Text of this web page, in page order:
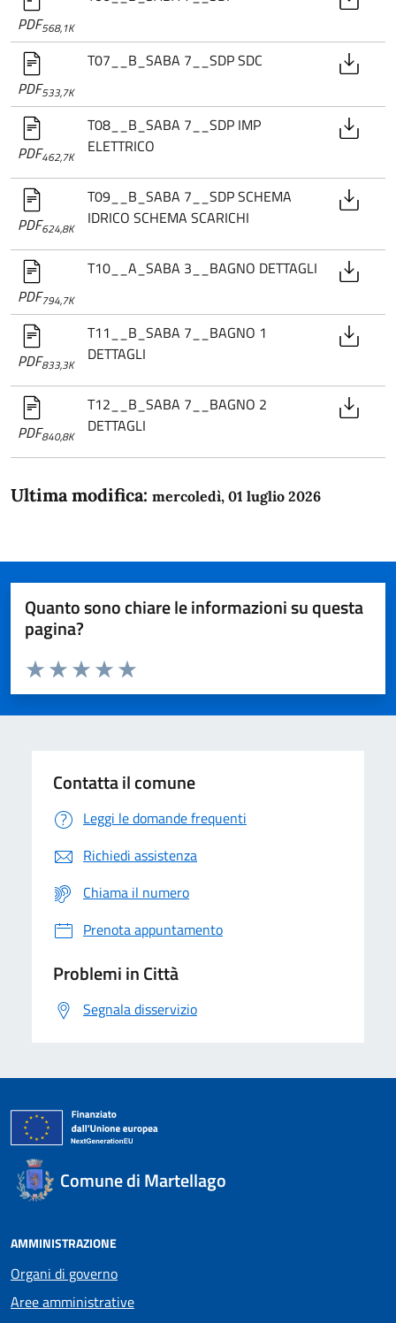
PDF568,1K
PDF533,7K
T07__B_SABA 7__SDP SDC
PDF462,7K
T08__B_SABA 7__SDP IMP
ELETTRICO
PDF624,8K
T09__B_SABA 7__SDP SCHEMA
IDRICO SCHEMA SCARICHI
PDF794,7K
T10__A_SABA 3__BAGNO DETTAGLI
PDF833,3K
T11__B_SABA 7__BAGNO 1
DETTAGLI
PDF840,8K
T12__B_SABA 7__BAGNO 2
DETTAGLI
Ultima modifica: mercoledì, 01 luglio 2026
Quanto sono chiare le informazioni su questa
pagina?
Domanda
Valuta da 1 a 5 stelle la pagina
Valuta 5 stelle su 5
Valuta 4 stelle su 5
Valuta 3 stelle su 5
Valuta 2 stelle su 5
Valuta 1 stelle su 5
Contatta il comune
Leggi le domande frequenti
Richiedi assistenza
Chiama il numero
Prenota appuntamento
Problemi in Città
Segnala disservizio
Comune di Martellago
AMMINISTRAZIONE
Organi di governo
Aree amministrative